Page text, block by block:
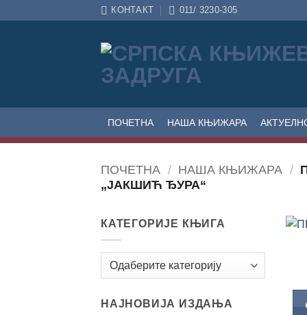
КОНТАКТ 011/ 3230-305
ПОЧЕТНА НАША КЊИЖАРА
ПОЧЕТНА / НАША КЊИЖАРА /
„ЈАКШИЋ ЂУРА“
КАТЕГОРИЈЕ КЊИГА
НАЈНОВИЈА ИЗДАЊА